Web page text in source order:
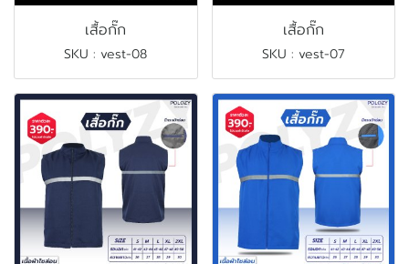
เสื้อกั๊ก
SKU : vest-08
เสื้อกั๊ก
SKU : vest-07